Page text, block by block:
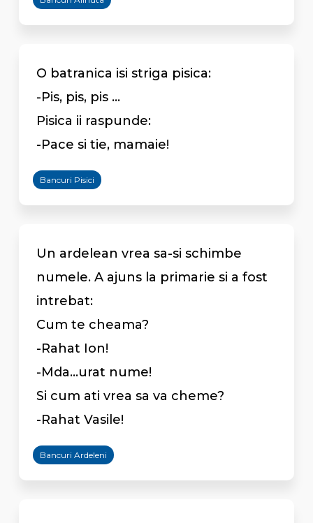
O batranica isi striga pisica:
-Pis, pis, pis ...
Pisica ii raspunde:
-Pace si tie, mamaie!
Bancuri Pisici
Un ardelean vrea sa-si schimbe
numele. A ajuns la primarie si a fost
intrebat:
Cum te cheama?
-Rahat Ion!
-Mda...urat nume!
Si cum ati vrea sa va cheme?
-Rahat Vasile!
Bancuri Ardeleni